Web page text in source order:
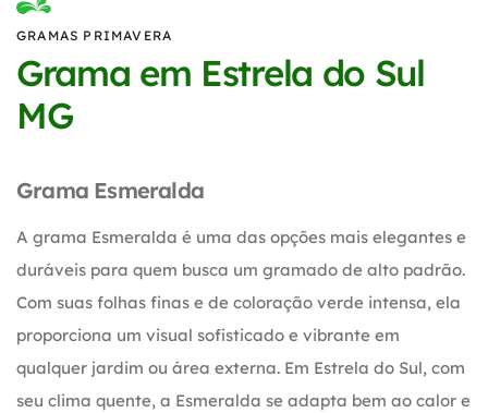
GRAMAS PRIMAVERA
Grama em Estrela do Sul
MG
Grama Esmeralda
A grama Esmeralda é uma das opções mais elegantes e
duráveis para quem busca um gramado de alto padrão.
Com suas folhas finas e de coloração verde intensa, ela
proporciona um visual sofisticado e vibrante em
qualquer jardim ou área externa. Em Estrela do Sul, com
seu clima quente, a Esmeralda se adapta bem ao calor e